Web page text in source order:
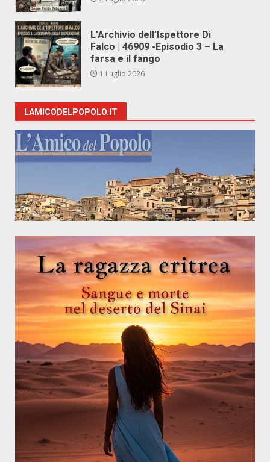
L’Archivio dell’Ispettore Di
Falco | 46909 -Episodio 3 – La
farsa e il fango
1 Luglio 2026
LAMICODELPOPOLO.IT